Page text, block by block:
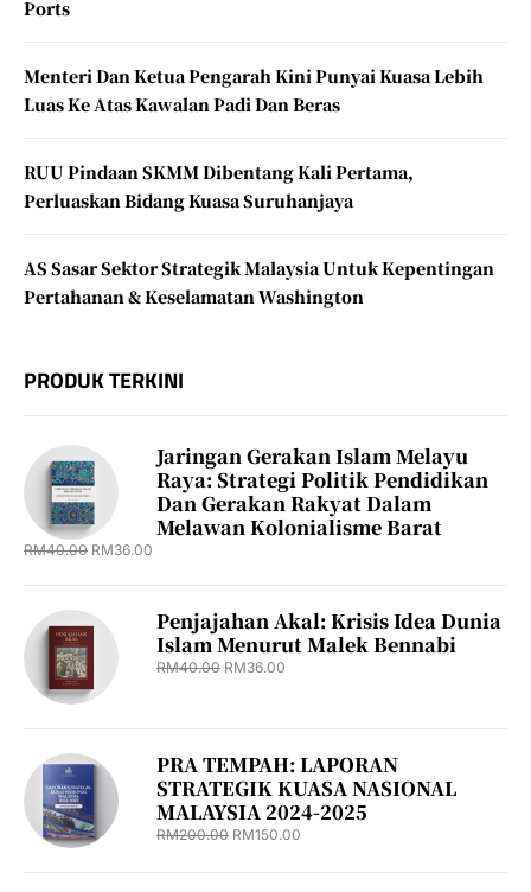
Ports
Menteri Dan Ketua Pengarah Kini Punyai Kuasa Lebih
Luas Ke Atas Kawalan Padi Dan Beras
RUU Pindaan SKMM Dibentang Kali Pertama,
Perluaskan Bidang Kuasa Suruhanjaya
AS Sasar Sektor Strategik Malaysia Untuk Kepentingan
Pertahanan & Keselamatan Washington
PRODUK TERKINI
Jaringan Gerakan Islam Melayu
Raya: Strategi Politik Pendidikan
Dan Gerakan Rakyat Dalam
Melawan Kolonialisme Barat
RM40.00 RM36.00
Penjajahan Akal: Krisis Idea Dunia
Islam Menurut Malek Bennabi
RM40.00 RM36.00
PRA TEMPAH: LAPORAN
STRATEGIK KUASA NASIONAL
MALAYSIA 2024-2025
RM200.00 RM150.00